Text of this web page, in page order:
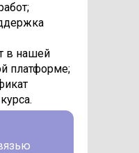
в нашей
платформе;